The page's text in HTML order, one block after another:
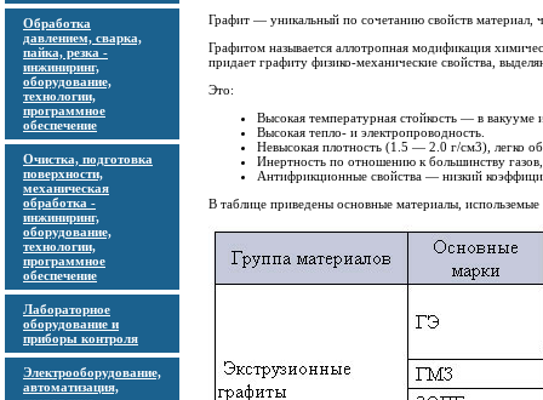
Обработка
давлением, сварка,
пайка, резка -
инжиниринг,
оборудование,
технологии,
программное
обеспечение
Очистка, подготовка
поверхности,
механическая
обработка -
инжиниринг,
оборудование,
технологии,
программное
обеспечение
Лабораторное
оборудование и
приборы контроля
Электрооборудование,
автоматизация,
Графит — уникальный по сочетанию свойств материал,
Графитом называется аллотропная модификация
придает графиту физико-механические свойства,
Это:
Высокая температурная стойкость — в
Высокая тепло- и электропроводность.
Невысокая плотность (1.5 — 2.0 г/см3), легко
Инертность по отношению к большинству
Антифрикционные свойства — низкий
В таблице приведены основные материалы, использемые